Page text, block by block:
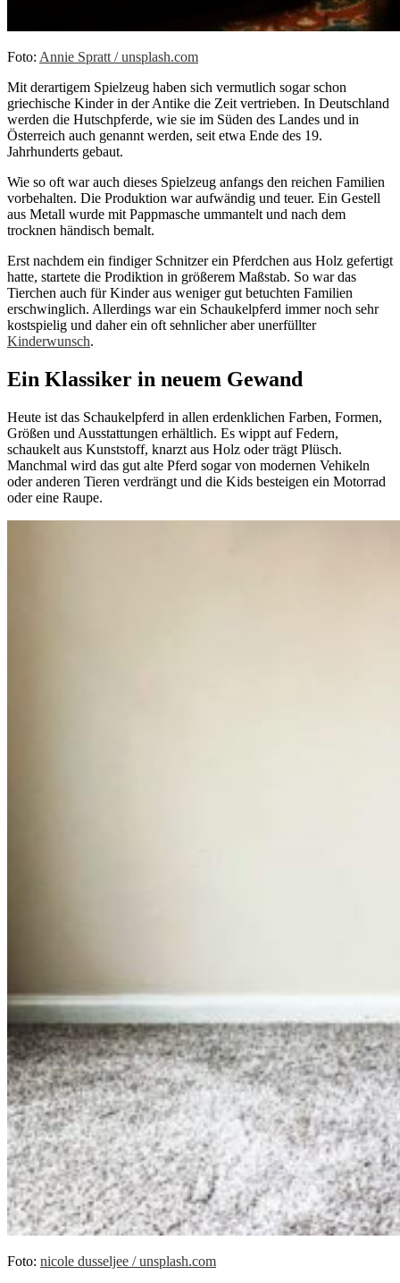
Foto: Annie Spratt / unsplash.com
Mit derartigem Spielzeug haben sich vermutlich sogar schon
griechische Kinder in der Antike die Zeit vertrieben. In Deutschland
werden die Hutschpferde, wie sie im Süden des Landes und in
Österreich auch genannt werden, seit etwa Ende des 19.
Jahrhunderts gebaut.
Wie so oft war auch dieses Spielzeug anfangs den reichen Familien
vorbehalten. Die Produktion war aufwändig und teuer. Ein Gestell
aus Metall wurde mit Pappmasche ummantelt und nach dem
trocknen händisch bemalt.
Erst nachdem ein findiger Schnitzer ein Pferdchen aus Holz gefertigt
hatte, startete die Prodiktion in größerem Maßstab. So war das
Tierchen auch für Kinder aus weniger gut betuchten Familien
erschwinglich. Allerdings war ein Schaukelpferd immer noch sehr
kostspielig und daher ein oft sehnlicher aber unerfüllter
Kinderwunsch.
Ein Klassiker in neuem Gewand
Heute ist das Schaukelpferd in allen erdenklichen Farben, Formen,
Größen und Ausstattungen erhältlich. Es wippt auf Federn,
schaukelt aus Kunststoff, knarzt aus Holz oder trägt Plüsch.
Manchmal wird das gut alte Pferd sogar von modernen Vehikeln
oder anderen Tieren verdrängt und die Kids besteigen ein Motorrad
oder eine Raupe.
Foto: nicole dusseljee / unsplash.com